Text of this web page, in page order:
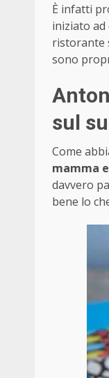
È infatti
iniziato
ristorante
sono
sul
Come
mamma
davvero
bene lo